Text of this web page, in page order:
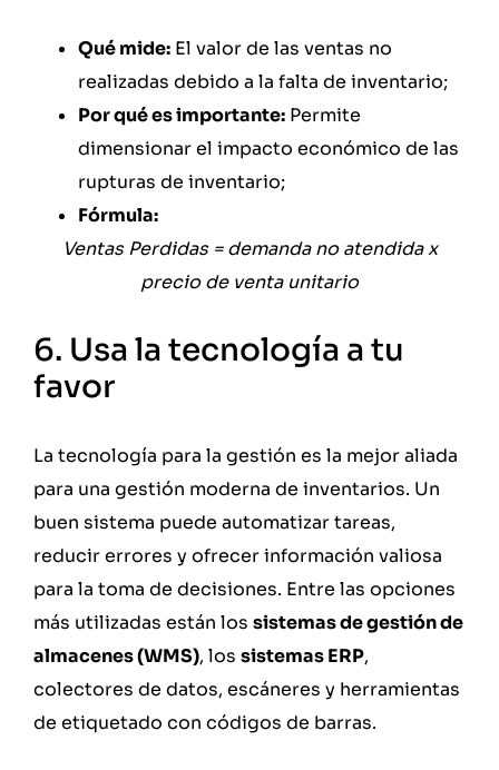
Qué mide: El valor de las ventas no
realizadas debido a la falta de inventario;
Por qué es importante: Permite
dimensionar el impacto económico de las
rupturas de inventario;
Fórmula:
Ventas Perdidas = demanda no atendida x
precio de venta unitario
6. Usa la tecnología a tu
favor
La tecnología para la gestión es la mejor aliada
para una gestión moderna de inventarios. Un
buen sistema puede automatizar tareas,
reducir errores y ofrecer información valiosa
para la toma de decisiones. Entre las opciones
más utilizadas están los sistemas de gestión de
almacenes (WMS), los sistemas ERP,
colectores de datos, escáneres y herramientas
de etiquetado con códigos de barras.